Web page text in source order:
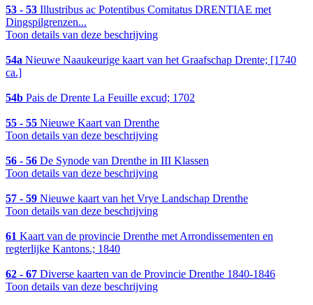
53 - 53 Illustribus ac Potentibus Comitatus DRENTIAE met
Dingspilgrenzen...
Toon details van deze beschrijving
54a Nieuwe Naaukeurige kaart van het Graafschap Drente; [1740
ca.]
54b Pais de Drente La Feuille excud; 1702
55 - 55 Nieuwe Kaart van Drenthe
Toon details van deze beschrijving
56 - 56 De Synode van Drenthe in III Klassen
Toon details van deze beschrijving
57 - 59 Nieuwe kaart van het Vrye Landschap Drenthe
Toon details van deze beschrijving
61 Kaart van de provincie Drenthe met Arrondissementen en
regterlijke Kantons.; 1840
62 - 67 Diverse kaarten van de Provincie Drenthe 1840-1846
Toon details van deze beschrijving